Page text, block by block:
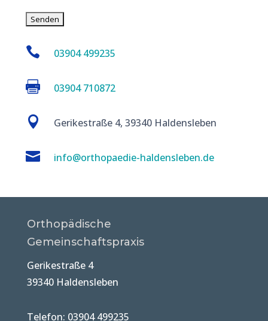
 03904 499235
 03904 710872
 Gerikestraße 4, 39340 Haldensleben
 info@orthopaedie-haldensleben.de
Orthopädische
Gemeinschaftspraxis
Gerikestraße 4
39340 Haldensleben
Telefon: 03904 499235